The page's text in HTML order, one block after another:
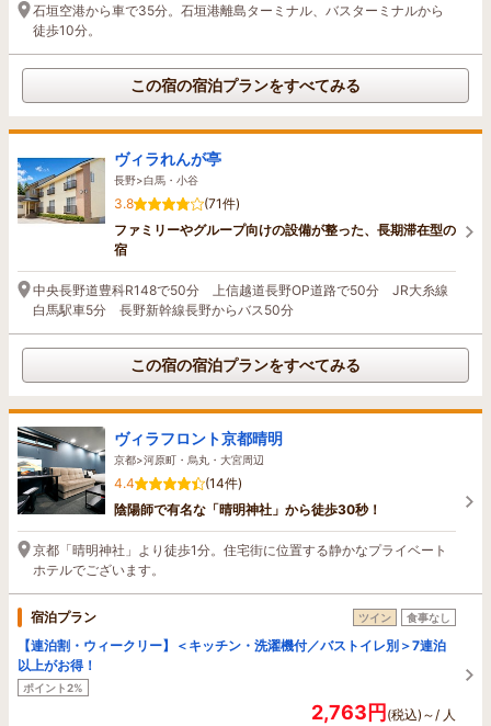
石垣空港から車で35分。石垣港離島ターミナル、バスターミナルから
徒歩10分。
この宿の宿泊プランをすべてみる
ヴィラれんが亭
長野>白馬・小谷
3.8
(71件)
ファミリーやグループ向けの設備が整った、長期滞在型の
宿
中央長野道豊科R148で50分 上信越道長野OP道路で50分 JR大糸線
白馬駅車5分 長野新幹線長野からバス50分
この宿の宿泊プランをすべてみる
ヴィラフロント京都晴明
京都>河原町・烏丸・大宮周辺
4.4
(14件)
陰陽師で有名な「晴明神社」から徒歩30秒！
京都「晴明神社」より徒歩1分。住宅街に位置する静かなプライベート
ホテルでございます。
宿泊プラン ツイン 食事なし
【連泊割・ウィークリー】＜キッチン・洗濯機付／バストイレ別＞7連泊
以上がお得！
ポイント2%
2,763円(税込)～/ 人